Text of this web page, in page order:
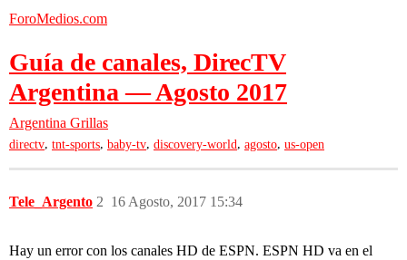
ForoMedios.com
Guía de canales, DirecTV
Argentina — Agosto 2017
Argentina Grillas
directv, tnt-sports, baby-tv, discovery-world, agosto, us-open
Tele_Argento 16 Agosto, 2017 15:34
2
Hay un error con los canales HD de ESPN. ESPN HD va en el